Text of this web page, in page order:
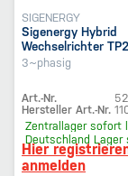
SIGENERGY
Sigenergy Hybrid
Wechselrichter
3~phasig
Art.-Nr.
Hersteller Art.-Nr.
Zentrallager sofort
Deutschland Lager
Hier
anmelden